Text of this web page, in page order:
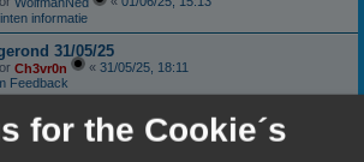
informatie
31/05/25
Ch3vr0n « 31/05/25, 18:11
Feedback
Ch3vr0n
11/01/25, 18:06
Vraag en Aanbod
for the Cookie´s